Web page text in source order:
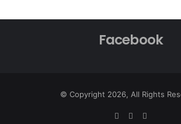
Facebook
© Copyright 2026, All Rights